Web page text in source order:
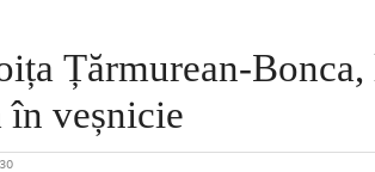
Țărmurean-
în veșnicie